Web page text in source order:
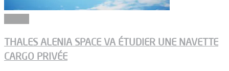
THALES ALENIA SPACE VA ÉTUDIER UNE NAVETTE
CARGO PRIVÉE